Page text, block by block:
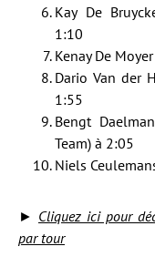
Kay De
1:10
Kenay De
Dario Van der
1:55
Bengt
Team) à 2:05
Niels
► Cliquez ici pour
par tour